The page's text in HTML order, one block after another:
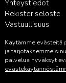
Yhteystiedot
Rekisteriseloste
Vastuullisuus
Kustantamon
Käytämme evästeitä
ja tarjotaksemme
palvelua hyväksyt